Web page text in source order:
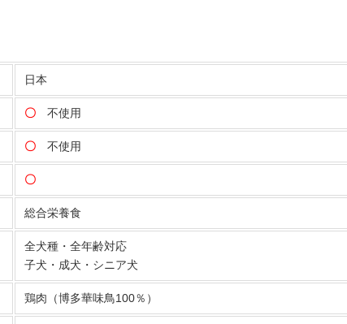
日本
〇不使用
〇不使用
〇
総合栄養食
全犬種・全年齢対応
子犬・成犬・シニア犬
鶏肉（博多華味鳥100％）